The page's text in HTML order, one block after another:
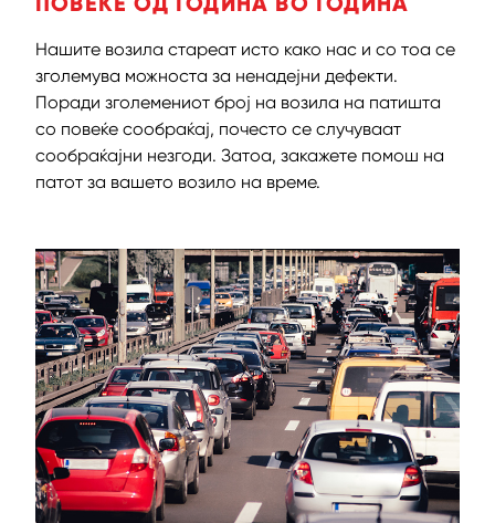
Нашите возила стареат исто како нас и со тоа се
зголемува можноста за ненадејни дефекти.
Поради зголемениот број на возила на патишта
со повеќе сообраќај, почесто се случуваат
сообраќајни незгоди. Затоа, закажете помош на
патот за вашето возило на време.